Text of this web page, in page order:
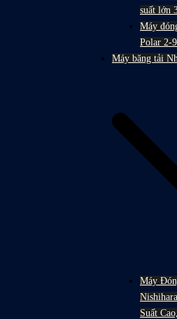
suất lớn
Máy
Polar 2-
Máy băng tải
Máy
Suất